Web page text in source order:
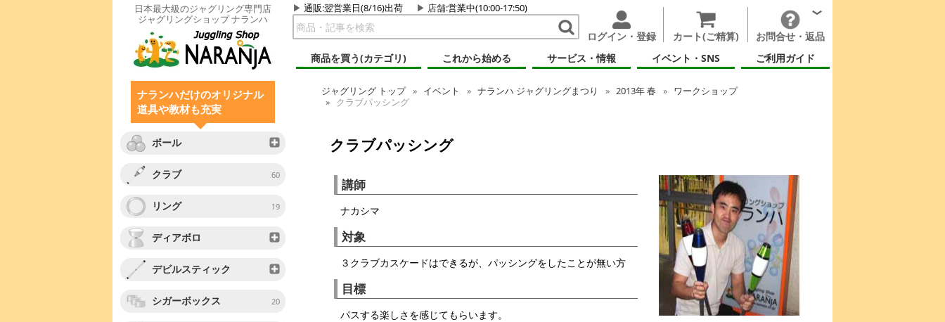
日本最大級のジャグリング専門店
ジャグリングショップ ナランハ
通販:翌営業日(8/16)出荷 店舗:営業中(10:00-17:50)
ログイン・登録 カート(ご精算)
お問合せ・返品
商品を買う(カテゴリ)
これから始める サービス・情報 イベント・SNS ご利用ガイド
ナランハだけのオリジナル
道具や教材も充実
ボール
クラブ 60
リング 19
ディアボロ
デビルスティック
シガーボックス 20
ジャグリングトップ イベント ナランハ ジャグリングまつり 2013年 春
ワークショップ
クラブパッシング
クラブパッシング
講師
ナカシマ
対象
３クラブカスケードはできるが、パッシングをしたことが無い方
目標
パスする楽しさを感じてもらいます。